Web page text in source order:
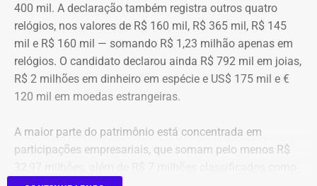
aos recursos aplicados.
A administração informou ter avaliado a possibilidade de
recuperação do crédito levando em consideração a ordem
de preferência dos credores, o histórico de recuperações
em casos semelhantes e a posição ocupada pela Cedae
postura conservadora, optou por reconhecer a perda
integral do valor mediante a constituição de provisão
400 mil. A declaração também registra outros quatro
relógios, nos valores de R$ 160 mil, R$ 365 mil, R$ 145
mil e R$ 160 mil — somando R$ 1,23 milhão apenas em
relógios. O candidato declarou ainda R$ 792 mil em joias,
R$ 2 milhões em dinheiro em espécie e US$ 175 mil e €
120 mil em moedas estrangeiras.
A maior parte do patrimônio está concentrada em
participações empresariais, que somam pelo menos R$